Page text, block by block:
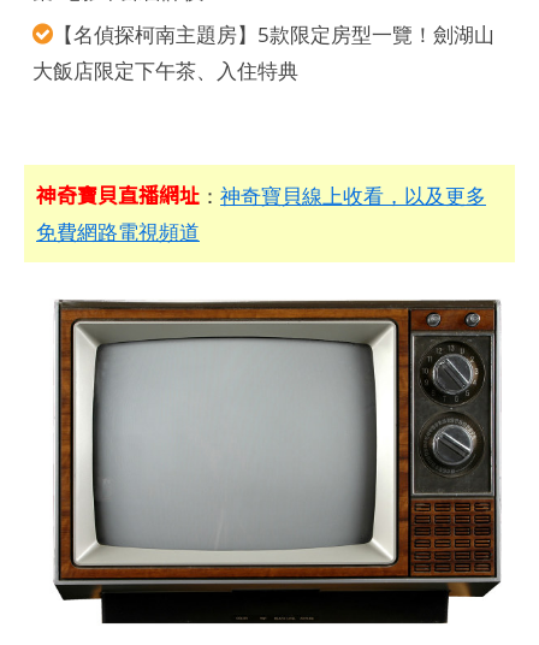
【名偵探柯南主題房】5款限定房型一覽！劍湖山
大飯店限定下午茶、入住特典
神奇寶貝直播網址 ： 神奇寶貝線上收看，以及更多
免費網路電視頻道